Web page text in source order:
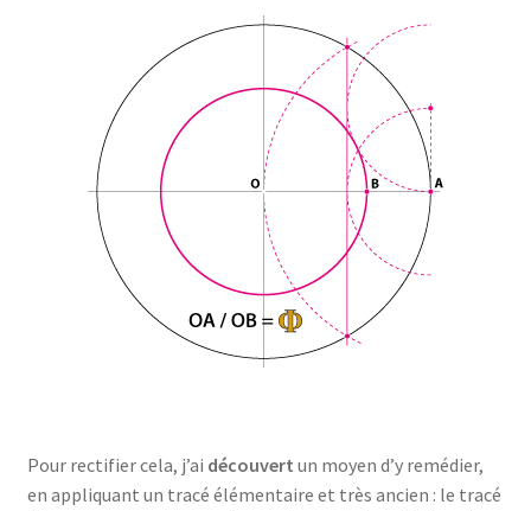
Pour rectifier cela, j’ai découvert un moyen d’y remédier,
en appliquant un tracé élémentaire et très ancien : le tracé